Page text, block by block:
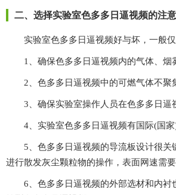
二、选择实验室色多多日逼视频的注
实验室色多多日逼视频好与坏，一般仅看
1、确保色多多日逼视频内的气体、烟
2、色多多日逼视频中的可燃气体不聚集
3、确保实验室操作人员在色多多日逼视
4、实验室色多多日逼视频有国际(国家)
5、色多多日逼视频的导流板设计很
进行散发灰尘颗粒物的操作，表面网
6、色多多日逼视频的外部选材和内衬也